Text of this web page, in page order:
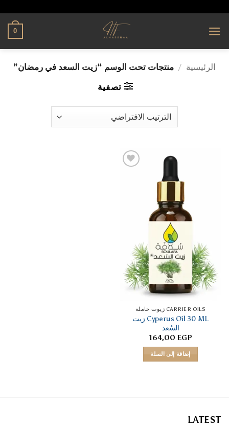
0
الرئيسية / منتجات تحت الوسم “زيت السعد في رمضان”
تصفية
CARRIER OILS زيوت حاملة
Cyperus Oil 30 ML زيت
السُعد
164,00 EGP
إضافة إلى السلة
LATEST